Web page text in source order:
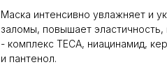
Маска интенсивно увлажняет и
заломы, повышает
- комплекс TECA, ниацинамид,
и пантенол.